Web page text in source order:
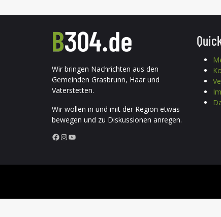
Wir bringen Nachrichten aus den
Gemeinden Grasbrunn, Haar und
Vaterstetten.
Wir wollen in und mit der Region etwas
bewegen und zu Diskussionen anregen.
Facebook InstagramYouTube